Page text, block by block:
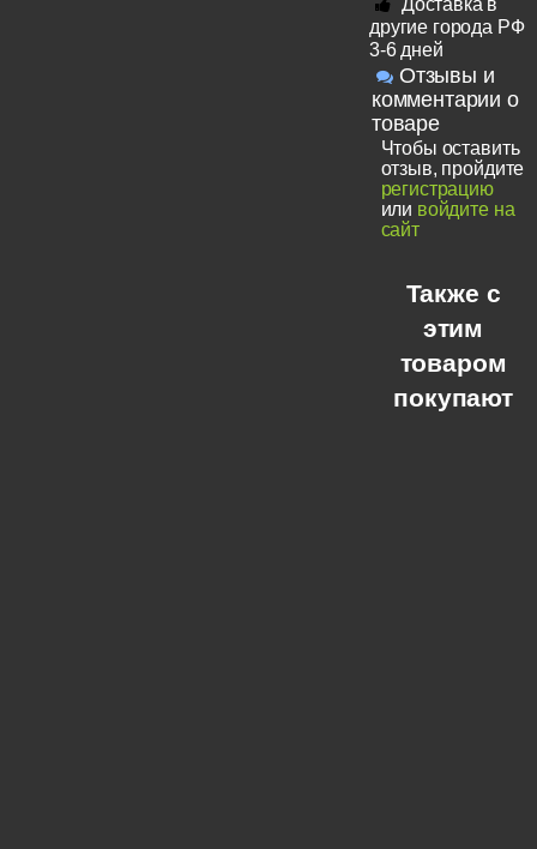
другие города РФ
3-6 дней
Отзывы и
комментарии о
товаре
Чтобы оставить
отзыв, пройдите
регистрацию
или войдите на
сайт
Также с
этим
товаром
покупают